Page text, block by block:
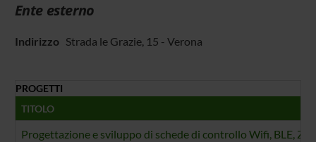
Ente esterno
IndirizzoStrada le Grazie, 15 - Verona
PROGETTI
TITOLO
Progettazione e sviluppo di schede di controllo Wifi, BLE,